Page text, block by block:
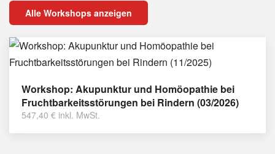
Alle Workshops anzeigen
Workshop: Akupunktur und Homöopathie bei
Fruchtbarkeitsstörungen bei Rindern (03/2026)
547,40 € inkl. MwSt.